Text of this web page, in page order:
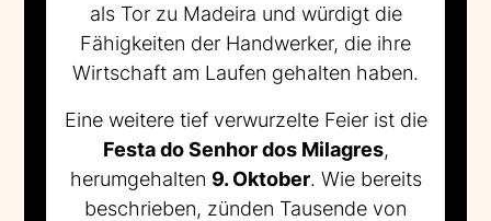
als Tor zu Madeira und würdigt die
Fähigkeiten der Handwerker, die ihre
Wirtschaft am Laufen gehalten haben.
Eine weitere tief verwurzelte Feier ist die
Festa do Senhor dos Milagres,
herumgehalten 9. Oktober. Wie bereits
beschrieben, zünden Tausende von